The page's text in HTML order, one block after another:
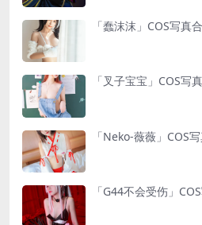
「蠢沫沫」COS写真
「叉子宝宝」COS写
「Neko-薇薇」COS
「G44不会受伤」